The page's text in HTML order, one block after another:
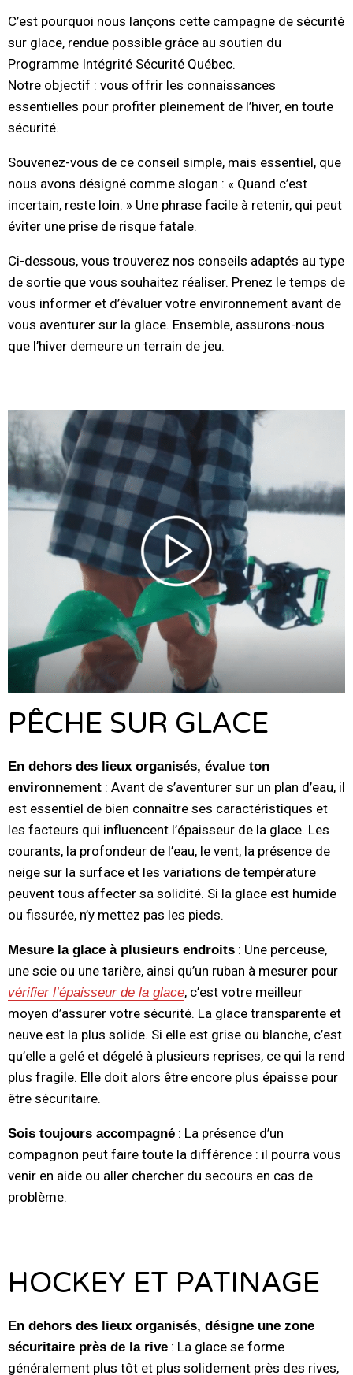
C’est pourquoi nous lançons cette campagne de sécurité
sur glace, rendue possible grâce au soutien du
Programme Intégrité Sécurité Québec.
Notre objectif : vous offrir les connaissances
essentielles pour profiter pleinement de l’hiver, en toute
sécurité.
Souvenez-vous de ce conseil simple, mais essentiel, que
nous avons désigné comme slogan : « Quand c’est
incertain, reste loin. » Une phrase facile à retenir, qui peut
éviter une prise de risque fatale.
Ci-dessous, vous trouverez nos conseils adaptés au type
de sortie que vous souhaitez réaliser. Prenez le temps de
vous informer et d’évaluer votre environnement avant de
vous aventurer sur la glace. Ensemble, assurons-nous
que l’hiver demeure un terrain de jeu.
PÊCHE SUR GLACE
En dehors des lieux organisés, évalue ton
environnement : Avant de s’aventurer sur un plan d’eau, il
est essentiel de bien connaître ses caractéristiques et
les facteurs qui influencent l’épaisseur de la glace. Les
courants, la profondeur de l’eau, le vent, la présence de
neige sur la surface et les variations de température
peuvent tous affecter sa solidité. Si la glace est humide
ou fissurée, n’y mettez pas les pieds.
Mesure la glace à plusieurs endroits : Une perceuse,
une scie ou une tarière, ainsi qu’un ruban à mesurer pour
vérifier l’épaisseur de la glace, c’est votre meilleur
moyen d’assurer votre sécurité. La glace transparente et
neuve est la plus solide. Si elle est grise ou blanche, c’est
qu’elle a gelé et dégelé à plusieurs reprises, ce qui la rend
plus fragile. Elle doit alors être encore plus épaisse pour
être sécuritaire.
Sois toujours accompagné : La présence d’un
compagnon peut faire toute la différence : il pourra vous
venir en aide ou aller chercher du secours en cas de
problème.
HOCKEY ET PATINAGE
En dehors des lieux organisés, désigne une zone
sécuritaire près de la rive : La glace se forme
généralement plus tôt et plus solidement près des rives,